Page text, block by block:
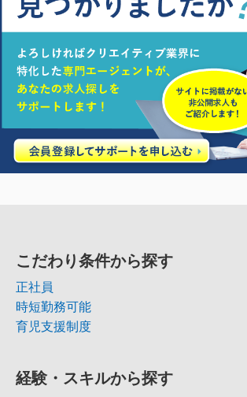
こだわり条件から探す
正社員
時短勤務可能
育児支援制度
経験・スキルから探す